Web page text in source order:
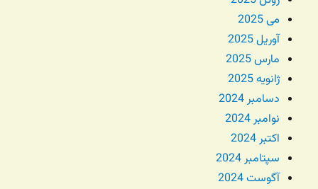
می 2025
آوریل 2025
مارس 2025
ژانویه 2025
دسامبر 2024
نوامبر 2024
اکتبر 2024
سپتامبر 2024
آگوست 2024